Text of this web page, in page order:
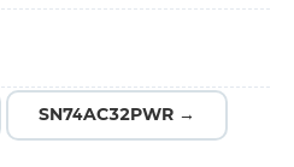
SN74AC32PWR →